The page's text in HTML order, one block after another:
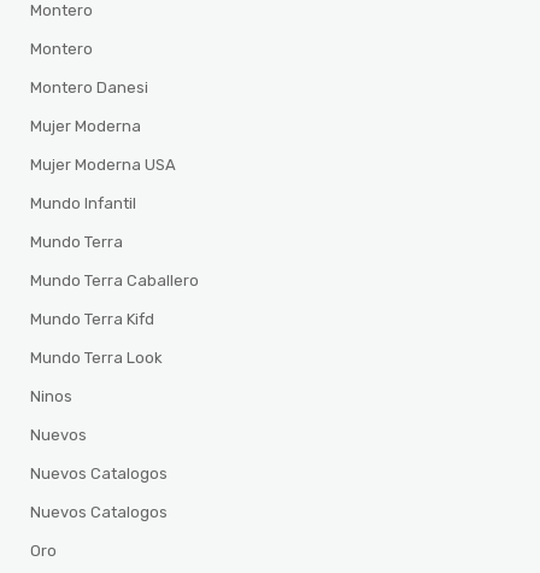
Montero
Montero
Montero Danesi
Mujer Moderna
Mujer Moderna USA
Mundo Infantil
Mundo Terra
Mundo Terra Caballero
Mundo Terra Kifd
Mundo Terra Look
Ninos
Nuevos
Nuevos Catalogos
Nuevos Catalogos
Oro